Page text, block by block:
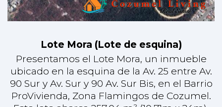
escapada vacacional.
ofrece varias ventajas, entre ellas una
mayor privacidad, más opciones de diseño
y la posibilidad de contar con dos puntos
de acceso. Este posicionamiento permite
un uso versátil del espacio, una luz solar
óptima y una mejor circulación del aire,